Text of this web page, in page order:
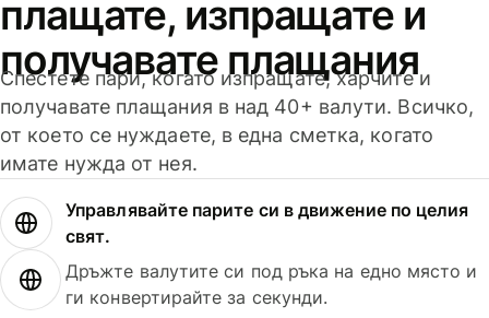
плащате, изпращате и
получавате плащания
Спестете пари, когато изпращате, харчите и
получавате плащания в над 40+ валути. Всичко,
от което се нуждаете, в една сметка, когато
имате нужда от нея.
Управлявайте парите си в движение по целия
свят.
Дръжте валутите си под ръка на едно място и
ги конвертирайте за секунди.